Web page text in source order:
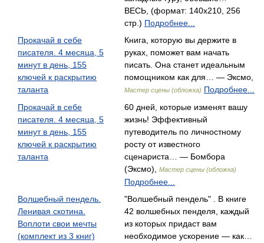
ВЕСЬ, (формат: 140x210, 256
стр.) Подробнее...
Прокачай в себе
писателя. 4 месяца, 5
минут в день, 155
ключей к раскрытию
таланта
Книга, которую вы держите в
руках, поможет вам начать
писать. Она станет идеальным
помощником как для… — Эксмо,
Мастер сцены (обложка) Подробнее...
Прокачай в себе
писателя. 4 месяца, 5
минут в день, 155
ключей к раскрытию
таланта
60 дней, которые изменят вашу
жизнь! Эффективный
путеводитель по личностному
росту от известного
сценариста… — Бомбора
(Эксмо),
Мастер сцены (обложка)
Подробнее...
Волшебный пендель.
Ленивая скотина.
Воплоти свои мечты
(комплект из 3 книг)
"Волшебный пендель" . В книге
42 волшебных пенделя, каждый
из которых придаст вам
необходимое ускорение — как…